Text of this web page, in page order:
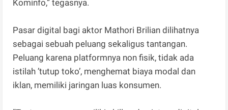
Kominfo,” tegasnya.
Pasar digital bagi aktor Mathori Brilian dilihatnya
sebagai sebuah peluang sekaligus tantangan.
Peluang karena platformnya non fisik, tidak ada
istilah ’tutup toko’, menghemat biaya modal dan
iklan, memiliki jaringan luas konsumen.